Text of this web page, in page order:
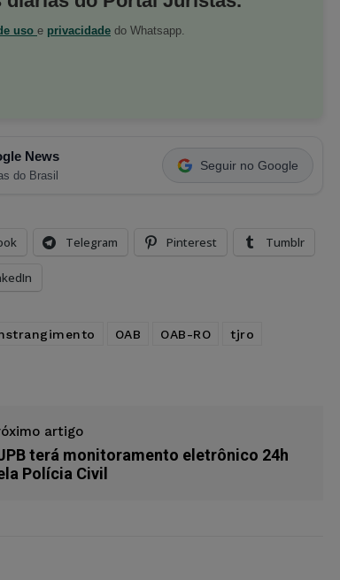
uso e privacidade do Whatsapp.
News
do Brasil
Seguir no Google
Telegram Pinterest Tumblr
OAB OAB-RO
tjro
artigo
terá monitoramento eletrônico 24h
Polícia Civil